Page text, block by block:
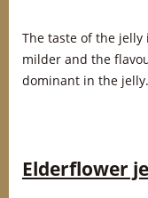
The taste of the jelly
milder and the
dominant in the jelly.
Elderflower